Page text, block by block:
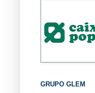
GRUPO GLEM